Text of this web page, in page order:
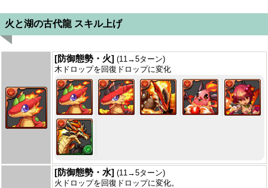
火と湖の古代龍 スキル上げ
[防御態勢・火] (11→5ターン)
木ドロップを回復ドロップに変化
[防御態勢・水] (11→5ターン)
火ドロップを回復ドロップに変化。